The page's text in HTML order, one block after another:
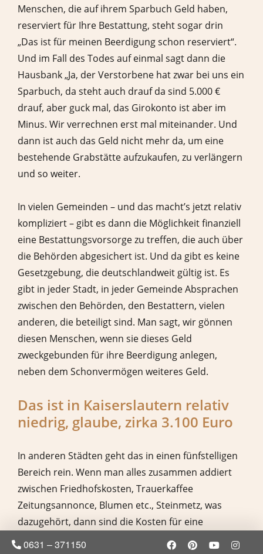
Menschen, die auf ihrem Sparbuch Geld haben,
reserviert für Ihre Bestattung, steht sogar drin
„Das ist für meinen Beerdigung schon reserviert“.
Und im Fall des Todes auf einmal sagt dann die
Hausbank „Ja, der Verstorbene hat zwar bei uns ein
Sparbuch, da steht auch drauf da sind 5.000 €
drauf, aber guck mal, das Girokonto ist aber im
Minus. Wir verrechnen erst mal miteinander. Und
dann ist auch das Geld nicht mehr da, um eine
bestehende Grabstätte aufzukaufen, zu verlängern
und so weiter.
In vielen Gemeinden – und das macht’s jetzt relativ
kompliziert – gibt es dann die Möglichkeit finanziell
eine Bestattungsvorsorge zu treffen, die auch über
die Behörden abgesichert ist. Und da gibt es keine
Gesetzgebung, die deutschlandweit gültig ist. Es
gibt in jeder Stadt, in jeder Gemeinde Absprachen
zwischen den Behörden, den Bestattern, vielen
anderen, die beteiligt sind. Man sagt, wir gönnen
diesen Menschen, wenn sie dieses Geld
zweckgebunden für ihre Beerdigung anlegen,
neben dem Schonvermögen weiteres Geld.
Das ist in Kaiserslautern relativ
niedrig, glaube, zirka 3.100 Euro
In anderen Städten geht das in einen fünfstelligen
Bereich rein. Wenn man alles zusammen addiert
zwischen Friedhofskosten, Trauerkaffee
Zeitungsannonce, Blumen etc., Steinmetz, was
dazugehört, dann sind die Kosten für eine
Bestattung nicht niedrig. Sie können niedrig sein,
0631 – 371150